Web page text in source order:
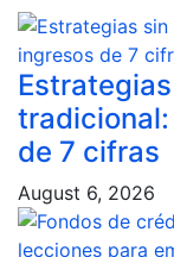
de 7 cifras
August 6, 2026